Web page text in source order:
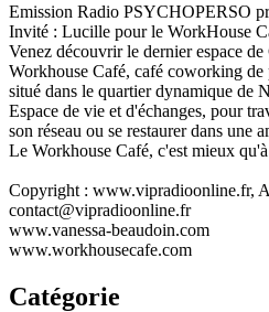
Emission Radio PSYCHOPERSO
Invité : Lucille pour le WorkHouse
Venez découvrir le dernier espace
Workhouse Café, café coworking de
situé dans le quartier dynamique de
Espace de vie et d'échanges, pour
son réseau ou se restaurer dans une
Le Workhouse Café, c'est mieux
Copyright : www.vipradioonline.fr,
contact@vipradioonline.fr
www.vanessa-beaudoin.com
www.workhousecafe.com
Catégorie